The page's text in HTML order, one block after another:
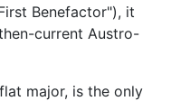
Benefactor"), it
current Austro-
major, is the only